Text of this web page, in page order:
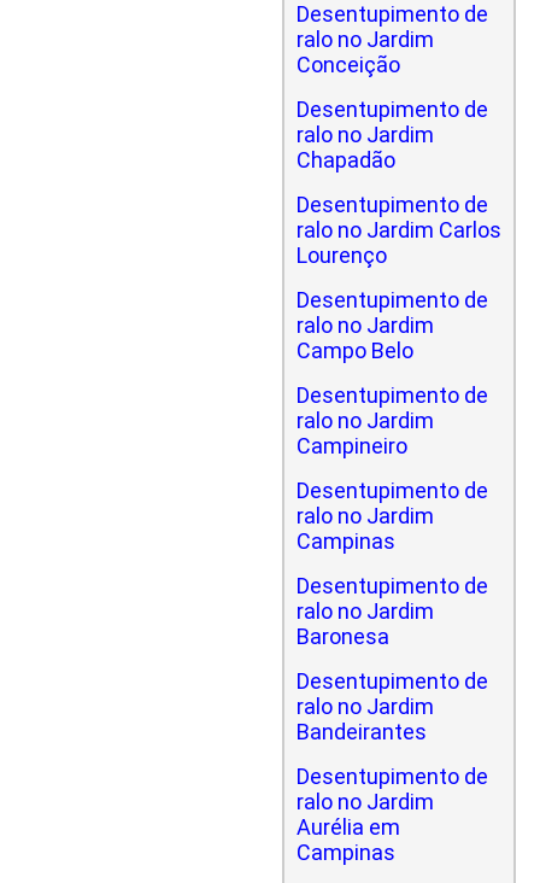
Desentupimento de
ralo no Jardim
Conceição
Desentupimento de
ralo no Jardim
Chapadão
Desentupimento de
ralo no Jardim Carlos
Lourenço
Desentupimento de
ralo no Jardim
Campo Belo
Desentupimento de
ralo no Jardim
Campineiro
Desentupimento de
ralo no Jardim
Campinas
Desentupimento de
ralo no Jardim
Baronesa
Desentupimento de
ralo no Jardim
Bandeirantes
Desentupimento de
ralo no Jardim
Aurélia em
Campinas